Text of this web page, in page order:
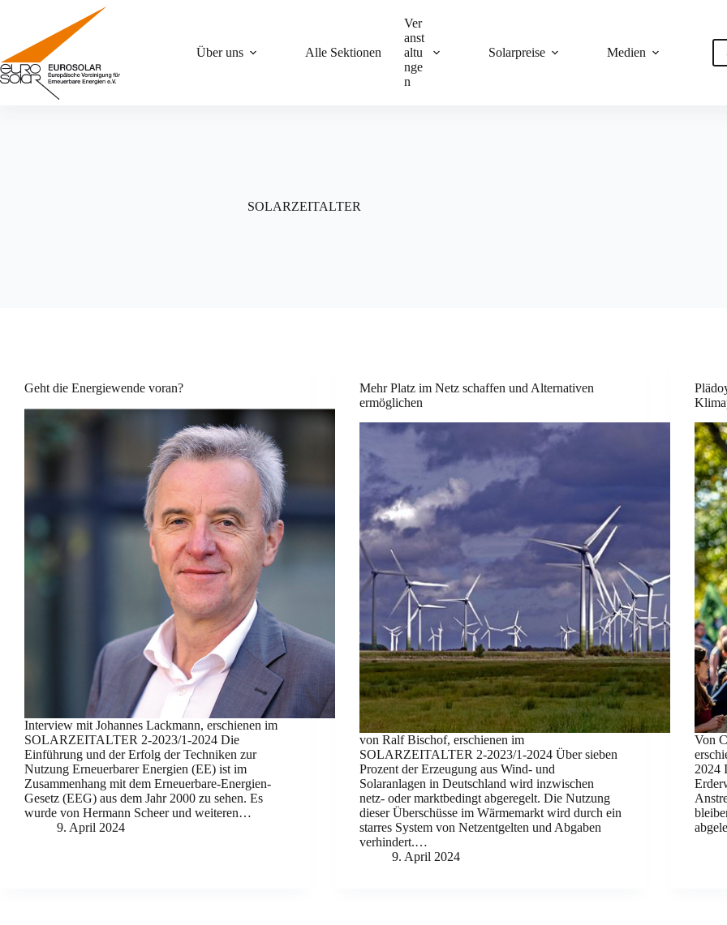
Über uns
Alle Sektionen
Ver
anst
altu
nge
n
Solarpreise Medien
SOLARZEITALTER
Geht die Energiewende voran?
Interview mit Johannes Lackmann, erschienen im
SOLARZEITALTER 2-2023/1-2024 Die
Einführung und der Erfolg der Techniken zur
Nutzung Erneuerbarer Energien (EE) ist im
Zusammenhang mit dem Erneuerbare-Energien-
Gesetz (EEG) aus dem Jahr 2000 zu sehen. Es
wurde von Hermann Scheer und weiteren…
9. April 2024
Mehr Platz im Netz schaffen und Alternativen
ermöglichen
von Ralf Bischof, erschienen im
SOLARZEITALTER 2-2023/1-2024 Über sieben
Prozent der Erzeugung aus Wind- und
Solaranlagen in Deutschland wird inzwischen
netz- oder marktbedingt abgeregelt. Die Nutzung
dieser Überschüsse im Wärmemarkt wird durch ein
starres System von Netzentgelten und Abgaben
verhindert.…
9. April 2024
Von
2024